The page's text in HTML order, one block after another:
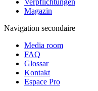
Verpflichtungen
Magazin
Navigation secondaire
Media room
FAQ
Glossar
Kontakt
Espace Pro